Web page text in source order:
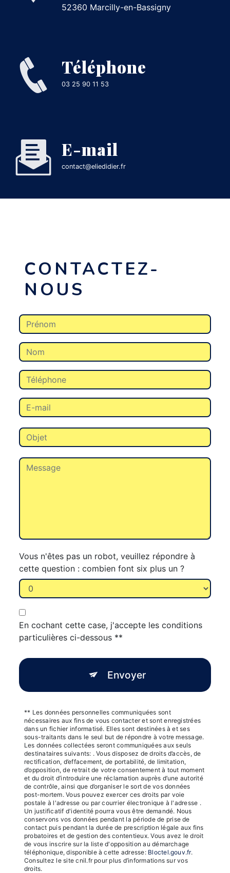
52360 Marcilly-en-Bassigny
Téléphone
03 25 90 11 53
E-mail
contact@eliedidier.fr
CONTACTEZ-
NOUS
Vous n'êtes pas un robot, veuillez répondre à
cette question : combien font six plus un ?
En cochant cette case, j'accepte les conditions
particulières ci-dessous **
Envoyer
** Les données personnelles communiquées sont
nécessaires aux fins de vous contacter et sont enregistrées
dans un fichier informatisé. Elles sont destinées à et ses
sous-traitants dans le seul but de répondre à votre message.
Les données collectées seront communiquées aux seuls
destinataires suivants: . Vous disposez de droits d’accès, de
rectification, d’effacement, de portabilité, de limitation,
d’opposition, de retrait de votre consentement à tout moment
et du droit d’introduire une réclamation auprès d’une autorité
de contrôle, ainsi que d’organiser le sort de vos données
post-mortem. Vous pouvez exercer ces droits par voie
postale à l'adresse ou par courrier électronique à l'adresse .
Un justificatif d'identité pourra vous être demandé. Nous
conservons vos données pendant la période de prise de
contact puis pendant la durée de prescription légale aux fins
probatoires et de gestion des contentieux. Vous avez le droit
de vous inscrire sur la liste d'opposition au démarchage
téléphonique, disponible à cette adresse: Bloctel.gouv.fr.
Consultez le site cnil.fr pour plus d’informations sur vos
droits.